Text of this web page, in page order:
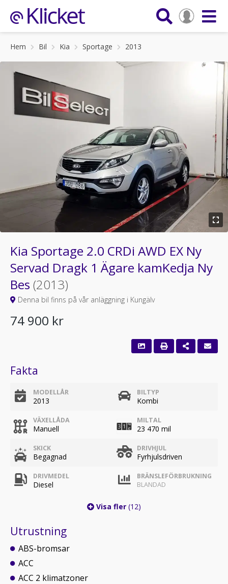
Hem Bil Kia Sportage 2013
Kia Sportage 2.0 CRDi AWD EX Ny
Servad Dragk 1 Ägare kamKedja Ny
Bes (2013)
Denna bil finns på vår anläggning i Kungälv
74 900 kr
Fakta
MODELLÅR
2013
BILTYP
Kombi
VÄXELLÅDA
Manuell
MILTAL
23 470 mil
SKICK
Begagnad
DRIVHJUL
Fyrhjulsdriven
DRIVMEDEL
Diesel
BRÄNSLEFÖRBRUKNING
BLANDAD
Visa fler (12)
Utrustning
ABS-bromsar
ACC
ACC 2 klimatzoner